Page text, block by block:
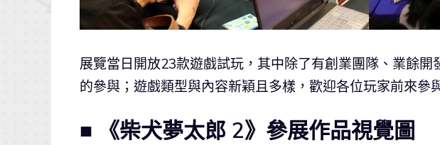
展覽當日開放23款遊戲試玩，其中除了有創業團隊、業餘
的參與；遊戲類型與內容新穎且多樣，歡迎各位玩家前來參
■ 《柴犬夢太郎 2》參展作品視覺圖